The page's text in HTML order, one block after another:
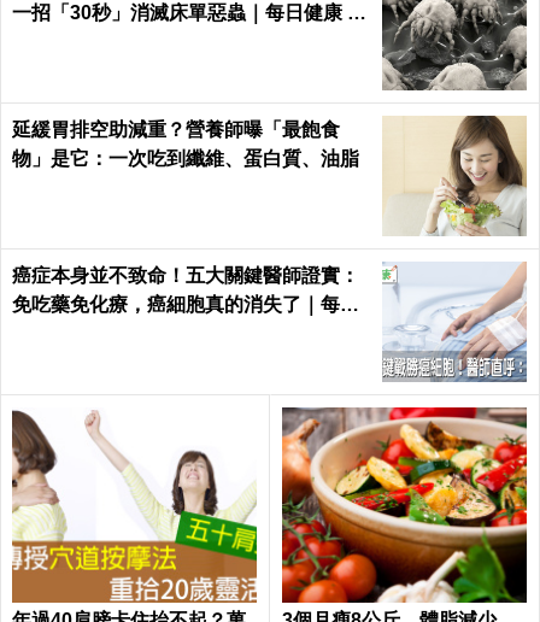
一招「30秒」消滅床單惡蟲｜每日健康 H
延緩胃排空助減重？營養師曝「最飽食
物」是它：一次吃到纖維、蛋白質、油脂
癌症本身並不致命！五大關鍵醫師證實：
免吃藥免化療，癌細胞真的消失了｜每日